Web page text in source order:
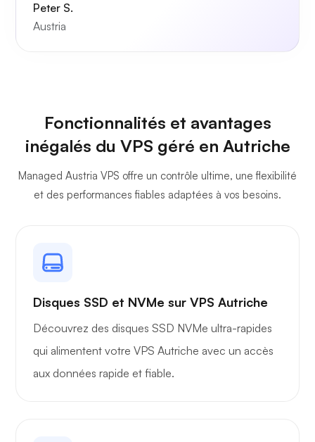
Peter S.
Austria
Fonctionnalités et avantages
inégalés du VPS géré en Autriche
Managed Austria VPS offre un contrôle ultime, une flexibilité
et des performances fiables adaptées à vos besoins.
Disques SSD et NVMe sur VPS Autriche
Découvrez des disques SSD NVMe ultra-rapides
qui alimentent votre VPS Autriche avec un accès
aux données rapide et fiable.